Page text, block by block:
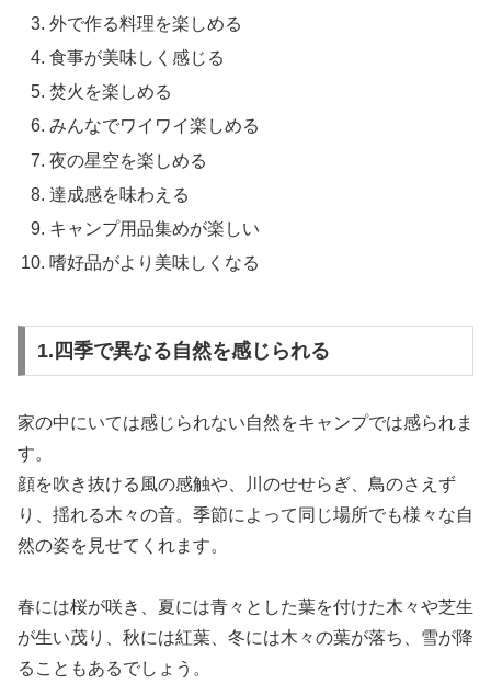
外で作る料理を楽しめる
食事が美味しく感じる
焚火を楽しめる
みんなでワイワイ楽しめる
夜の星空を楽しめる
達成感を味わえる
キャンプ用品集めが楽しい
嗜好品がより美味しくなる
1.四季で異なる自然を感じられる
家の中にいては感じられない自然をキャンプでは感られま
す。
顔を吹き抜ける風の感触や、川のせせらぎ、鳥のさえず
り、揺れる木々の音。季節によって同じ場所でも様々な自
然の姿を見せてくれます。
春には桜が咲き、夏には青々とした葉を付けた木々や芝生
が生い茂り、秋には紅葉、冬には木々の葉が落ち、雪が降
ることもあるでしょう。